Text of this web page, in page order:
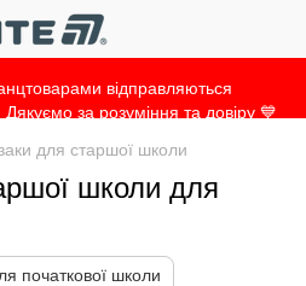
відправляються
за розуміння та довіру 💙
для старшої школи
школи для
початкової школи